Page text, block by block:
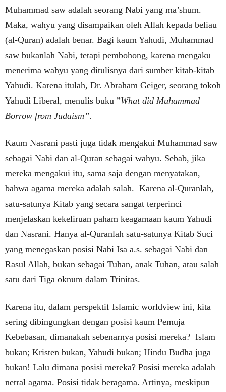
Muhammad saw adalah seorang Nabi yang ma’shum.
Maka, wahyu yang disampaikan oleh Allah kepada beliau
(al-Quran) adalah benar. Bagi kaum Yahudi, Muhammad
saw bukanlah Nabi, tetapi pembohong, karena mengaku
menerima wahyu yang ditulisnya dari sumber kitab-kitab
Yahudi. Karena itulah, Dr. Abraham Geiger, seorang tokoh
Yahudi Liberal, menulis buku ”What did Muhammad
Borrow from Judaism”.
Kaum Nasrani pasti juga tidak mengakui Muhammad saw
sebagai Nabi dan al-Quran sebagai wahyu. Sebab, jika
mereka mengakui itu, sama saja dengan menyatakan,
bahwa agama mereka adalah salah. Karena al-Quranlah,
satu-satunya Kitab yang secara sangat terperinci
menjelaskan kekeliruan paham keagamaan kaum Yahudi
dan Nasrani. Hanya al-Quranlah satu-satunya Kitab Suci
yang menegaskan posisi Nabi Isa a.s. sebagai Nabi dan
Rasul Allah, bukan sebagai Tuhan, anak Tuhan, atau salah
satu dari Tiga oknum dalam Trinitas.
Karena itu, dalam perspektif Islamic worldview ini, kita
sering dibingungkan dengan posisi kaum Pemuja
Kebebasan, dimanakah sebenarnya posisi mereka? Islam
bukan; Kristen bukan, Yahudi bukan; Hindu Budha juga
bukan! Lalu dimana posisi mereka? Posisi mereka adalah
netral agama. Posisi tidak beragama. Artinya, meskipun